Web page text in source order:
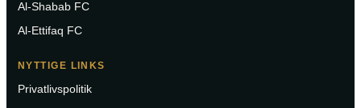
Al-Shabab FC
Al-Ettifaq FC
NYTTIGE LINKS
Privatlivspolitik